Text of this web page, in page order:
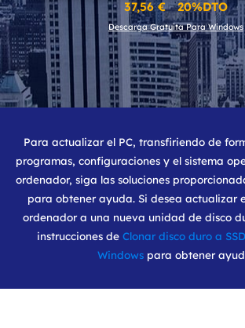
37,56 € 20%DTO
Descarga Gratuita Para Windows
Para actualizar el PC, transfiriendo de
programas, configuraciones y el sistema
ordenador, siga las soluciones
para obtener ayuda. Si desea actualizar
ordenador a una nueva unidad de disco
instrucciones de Clonar disco duro a
Windows para obtener